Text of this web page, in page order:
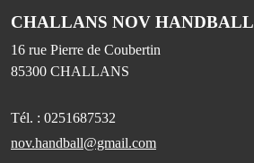
CHALLANS NOV HANDBALL
16 rue Pierre de Coubertin
85300 CHALLANS
Tél. : 0251687532
nov.handball@gmail.com